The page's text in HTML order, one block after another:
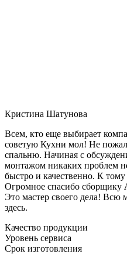
Кристина Шатунова
Всем, кто еще выбирает
советую Кухни мол! Не
спальню. Начиная с
монтажом никаких проблем
быстро и качественно. К
Огромное спасибо сборщику
Это мастер своего дела! Всю
здесь.
Качество продукции
Уровень сервиса
Срок изготовления